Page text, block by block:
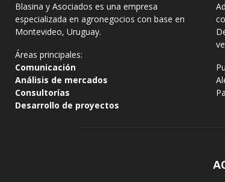
Blasina y Asociados es una empresa
especializada en agronegocios con base en
Montevideo, Uruguay.
Áreas principales:
Comunicación
Análisis de mercados
Consultorías
Desarrollo de proyectos